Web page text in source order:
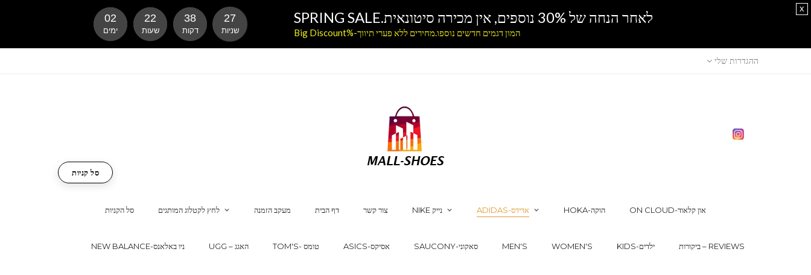
ההגדרות שלי
סל הקניות לחץ לקטלוג המותגים מעקב הזמנה דף הבית צור קשר NIKE נייק ADIDAS-אדידס HOKA-הוקה ON CLOUD-און קלאוד
NEW BALANCE-ניו באלאנס UGG – האגג TOM'S- טומס ASICS-אסיקס SAUCONY-סאקוני MEN'S WOMEN'S KIDS-ילדים ביקורות – REVIEWS
סל קניות
לאחר הנחה של 30% נוספים, אין מכירה סיטונאית.SPRING SALE
המון דגמים חדשים נוספו.מחירים ללא פערי תיווך-%Big Discount
02
ימים
22
שעות
38
דקות
26
שניות
x